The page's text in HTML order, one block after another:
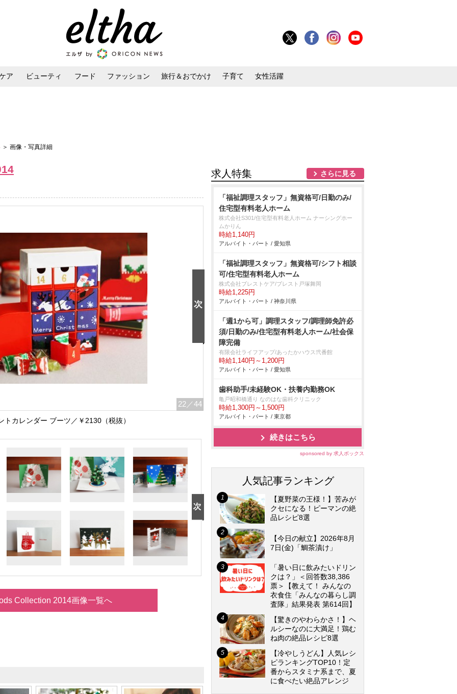
ア ビューティ フード ファッション 旅行＆おでかけ 子育て 女性活躍
＞ 画像・写真詳細
22 ／44
トカレンダー ブーツ／￥2130（税抜）
Collection 2014画像一覧へ
求人特集 さらに見る
「福祉調理スタッフ」無資格可/日勤のみ/
住宅型有料老人ホーム
株式会社S301/住宅型有料老人ホーム ナーシングホー
ムかりん
時給1,140円
アルバイト・パート / 愛知県
「福祉調理スタッフ」無資格可/シフト相談
可/住宅型有料老人ホーム
株式会社ブレストケア/ブレスト戸塚舞岡
時給1,225円
アルバイト・パート / 神奈川県
「週1から可」調理スタッフ/調理師免許必
須/日勤のみ/住宅型有料老人ホーム/社会保
障完備
有限会社ライフアップ/あったかハウス弐番館
時給1,140円～1,200円
アルバイト・パート / 愛知県
歯科助手/未経験OK・扶養内勤務OK
亀戸昭和橋通り なのはな歯科クリニック
時給1,300円～1,500円
アルバイト・パート / 東京都
続きはこちら
sponsored by 求人ボックス
人気記事ランキング
【夏野菜の王様！】苦みが
クセになる！ピーマンの絶
品レシピ8選
【今日の献立】2026年8月
7日(金)「鯛茶漬け」
「暑い日に飲みたいドリン
クは？」＜回答数38,386
票＞【教えて！ みんなの
衣食住「みんなの暮らし調
査隊」結果発表 第614回】
【驚きのやわらかさ！】ヘ
ルシーなのに大満足！鶏む
ね肉の絶品レシピ8選
【冷やしうどん】人気レシ
ピランキングTOP10！定
番からスタミナ系まで、夏
に食べたい絶品アレンジ